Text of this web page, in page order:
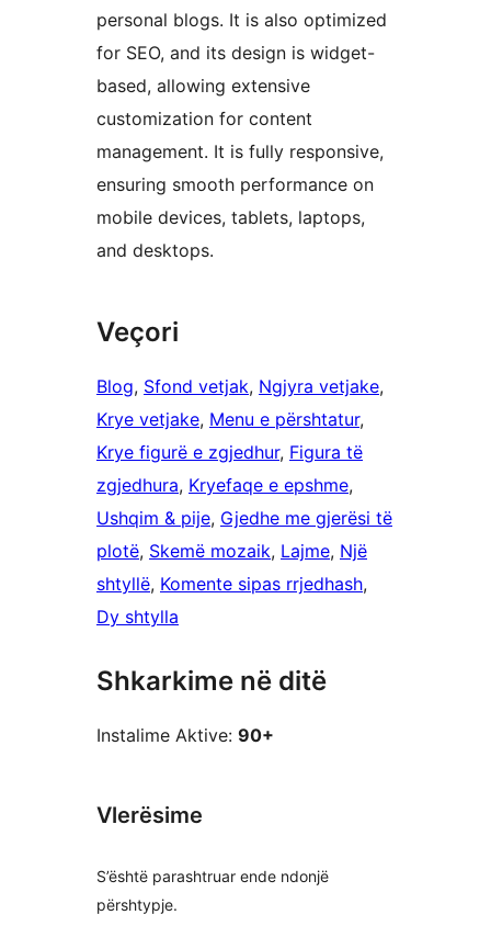
personal blogs. It is also optimized
for SEO, and its design is widget-
based, allowing extensive
customization for content
management. It is fully responsive,
ensuring smooth performance on
mobile devices, tablets, laptops,
and desktops.
Veçori
Blog, Sfond vetjak, Ngjyra vetjake
Krye vetjake, Menu e përshtatur
Krye figurë e zgjedhur, Figura të
zgjedhura, Kryefaqe e epshme
Ushqim & pije, Gjedhe me gjerësi të
plotë, Skemë mozaik, Lajme, Një
shtyllë, Komente sipas rrjedhash
Dy shtylla
Shkarkime në ditë
Instalime Aktive: 90+
Vlerësime
S’është parashtruar ende ndonjë
përshtypje.